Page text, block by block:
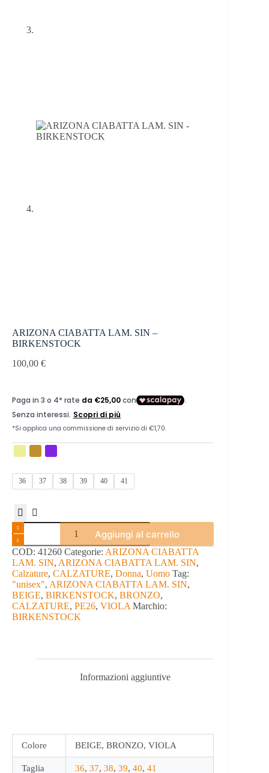
ARIZONA CIABATTA LAM. SIN –
BIRKENSTOCK
100,00 €
36 37 38 39 40 41
ARIZONA
CIABATTA
LAM.
SIN
-
BIRKENSTOCK
quantità
Aggiungi al carrello
COD: 41260 Categorie: ARIZONA CIABATTA
LAM. SIN, ARIZONA CIABATTA LAM. SIN,
Calzature, CALZATURE, Donna, Uomo Tag:
"unisex", ARIZONA CIABATTA LAM. SIN,
BEIGE, BIRKENSTOCK, BRONZO,
CALZATURE, PE26, VIOLA Marchio:
BIRKENSTOCK
Informazioni aggiuntive
Colore BEIGE, BRONZO, VIOLA
Taglia 36, 37, 38, 39, 40, 41